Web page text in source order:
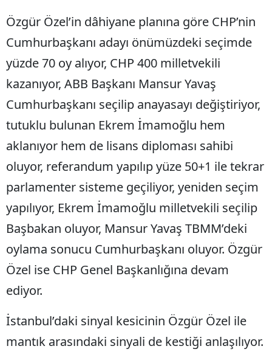
Özgür Özel’in dâhiyane planına göre CHP’nin
Cumhurbaşkanı adayı önümüzdeki seçimde
yüzde 70 oy alıyor, CHP 400 milletvekili
kazanıyor, ABB Başkanı Mansur Yavaş
Cumhurbaşkanı seçilip anayasayı değiştiriyor,
tutuklu bulunan Ekrem İmamoğlu hem
aklanıyor hem de lisans diploması sahibi
oluyor, referandum yapılıp yüze 50+1 ile tekrar
parlamenter sisteme geçiliyor, yeniden seçim
yapılıyor, Ekrem İmamoğlu milletvekili seçilip
Başbakan oluyor, Mansur Yavaş TBMM’deki
oylama sonucu Cumhurbaşkanı oluyor. Özgür
Özel ise CHP Genel Başkanlığına devam
ediyor.
İstanbul’daki sinyal kesicinin Özgür Özel ile
mantık arasındaki sinyali de kestiği anlaşılıyor.